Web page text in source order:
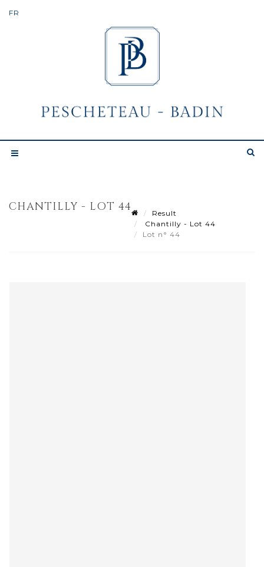
CHANTILLY - LOT 44
Result
Chantilly - Lot 44
Lot n° 44